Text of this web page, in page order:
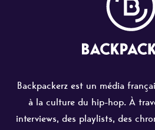
Backpackerz est un média
à la culture du hip-hop. À
interviews, des playlists, des